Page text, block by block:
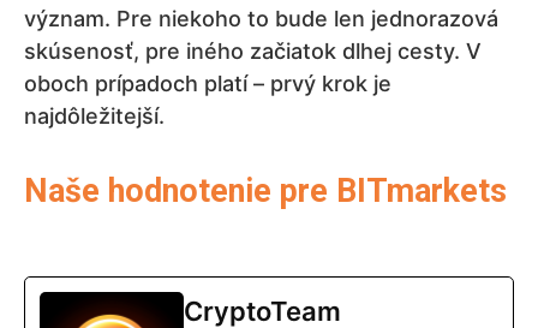
význam. Pre niekoho to bude len jednorazová
skúsenosť, pre iného začiatok dlhej cesty. V
oboch prípadoch platí – prvý krok je
najdôležitejší.
Naše hodnotenie pre BITmarkets
CryptoTeam